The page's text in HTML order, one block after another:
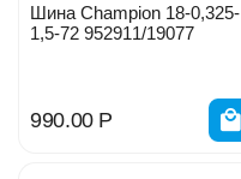
Шина Champion 18-0,325-
1,5-72 952911/19077
990.00 Р